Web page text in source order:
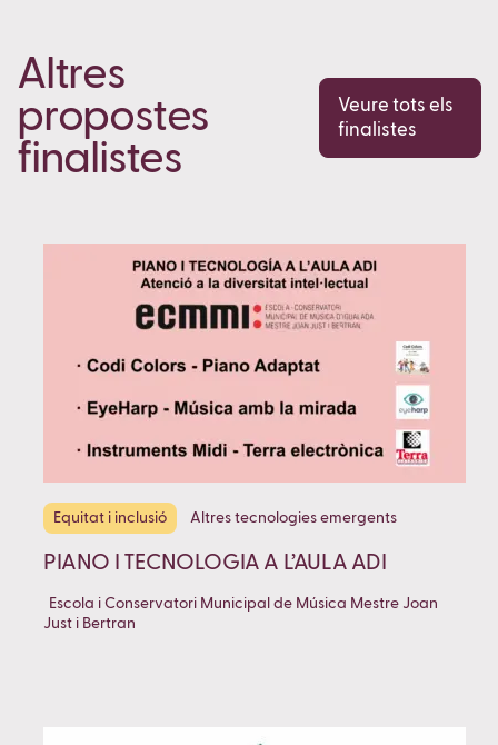
Altres
propostes
finalistes
Veure tots els
finalistes
Equitat i inclusió Altres tecnologies emergents
PIANO I TECNOLOGIA A L’AULA ADI
Escola i Conservatori Municipal de Música Mestre Joan
Just i Bertran